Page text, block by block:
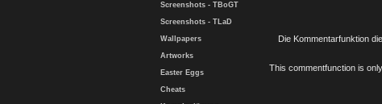
Screenshots - TBoGT
Screenshots - TLaD
Wallpapers
Artworks
Easter Eggs
Cheats
Die Kommentarfunktion
This commentfunction is